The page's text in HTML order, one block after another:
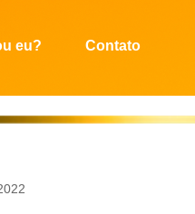
eu? Contato